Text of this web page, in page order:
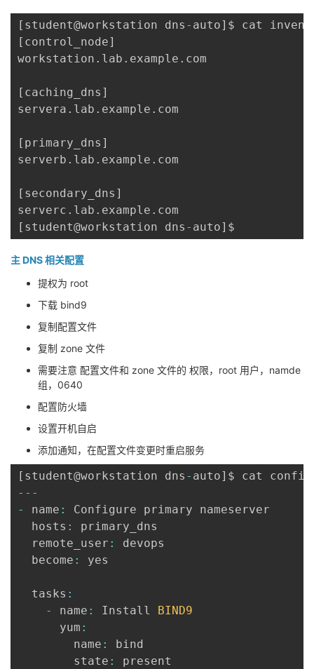
[ student@workstation dns - auto]
[ control_node]
workstation . lab . example . com
[ caching_dns ]
servera . lab . example . com
[ primary_dns ]
serverb . lab . example . com
[ secondary_dns ]
serverc . lab . example .
[ student@workstation dns - auto]
主 DNS 相关配置
提权为 root
下载 bind9
复制配置文件
复制 zone 文件
需要注意 配置文件和 zone 文件的 权限，root 用户，namde
组，0640
配置防火墙
设置开机自启
添加通知，在配置文件变更时重启服务
[ student@workstation dns - auto] $ cat
-- -
-
name :
Configure primary nameserver
  hosts
:
primary_dns
  remote_user
:
devops
  become
: yes
  tasks
:
-
name : Install BIND9
      yum
:
        name
:
bind
        state
: present